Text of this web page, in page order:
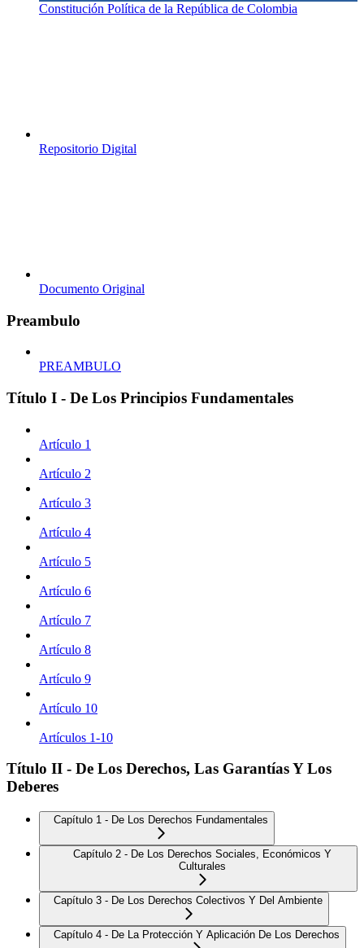
Constitución Política de la República de Colombia
Repositorio Digital
Documento Original
Preambulo
PREAMBULO
Título I - De Los Principios Fundamentales
Artículo 1
Artículo 2
Artículo 3
Artículo 4
Artículo 5
Artículo 6
Artículo 7
Artículo 8
Artículo 9
Artículo 10
Artículos 1-10
Título II - De Los Derechos, Las Garantías Y Los
Deberes
Capítulo 1 - De Los Derechos Fundamentales
Capítulo 2 - De Los Derechos Sociales, Económicos Y
Culturales
Capítulo 3 - De Los Derechos Colectivos Y Del Ambiente
Capítulo 4 - De La Protección Y Aplicación De Los Derechos